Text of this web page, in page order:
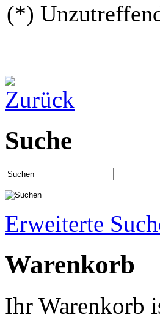
(*)
Suche
Erweiterte
Warenkorb
Ihr Warenkorb